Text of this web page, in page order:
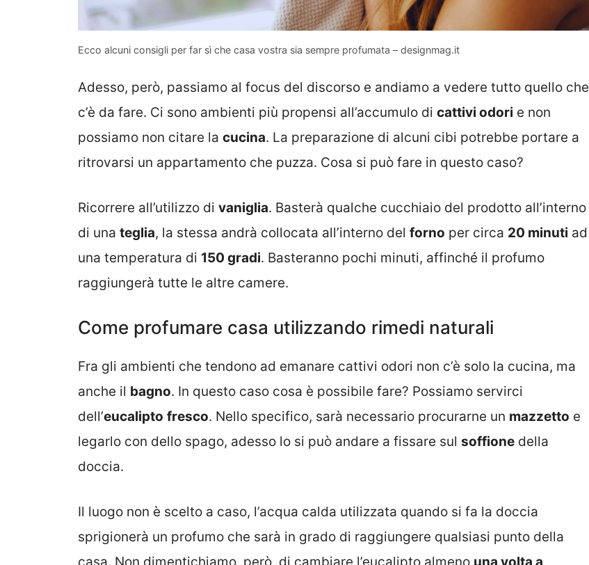
Ecco alcuni consigli per far sì che casa vostra sia sempre profumata – designmag.it
Adesso, però, passiamo al focus del discorso e andiamo a vedere tutto quello che
c’è da fare. Ci sono ambienti più propensi all’accumulo di cattivi odori e non
possiamo non citare la cucina. La preparazione di alcuni cibi potrebbe portare a
ritrovarsi un appartamento che puzza. Cosa si può fare in questo caso?
Ricorrere all’utilizzo di vaniglia. Basterà qualche cucchiaio del prodotto all’interno
di una teglia, la stessa andrà collocata all’interno del forno per circa 20 minuti ad
una temperatura di 150 gradi. Basteranno pochi minuti, affinché il profumo
raggiungerà tutte le altre camere.
Come profumare casa utilizzando rimedi naturali
Fra gli ambienti che tendono ad emanare cattivi odori non c’è solo la cucina, ma
anche il bagno. In questo caso cosa è possibile fare? Possiamo servirci
dell’eucalipto fresco. Nello specifico, sarà necessario procurarne un mazzetto e
legarlo con dello spago, adesso lo si può andare a fissare sul soffione della
doccia.
Il luogo non è scelto a caso, l’acqua calda utilizzata quando si fa la doccia
sprigionerà un profumo che sarà in grado di raggiungere qualsiasi punto della
casa. Non dimentichiamo, però, di cambiare l’eucalipto almeno una volta a